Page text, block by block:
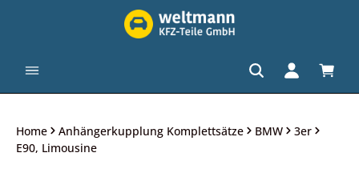
Home Anhängerkupplung Komplettsätze BMW
3er
E90, Limousine